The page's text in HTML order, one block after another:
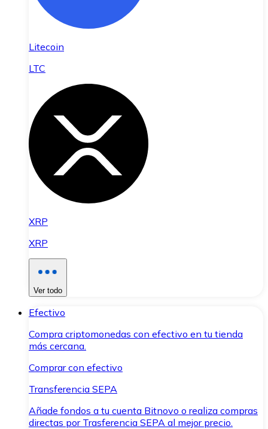
Litecoin
LTC
XRP
XRP
Ver todo
Efectivo
Compra criptomonedas con efectivo en tu tienda
más cercana.
Comprar con efectivo
Transferencia SEPA
Añade fondos a tu cuenta Bitnovo o realiza compras
directas por Trasferencia SEPA al mejor precio.